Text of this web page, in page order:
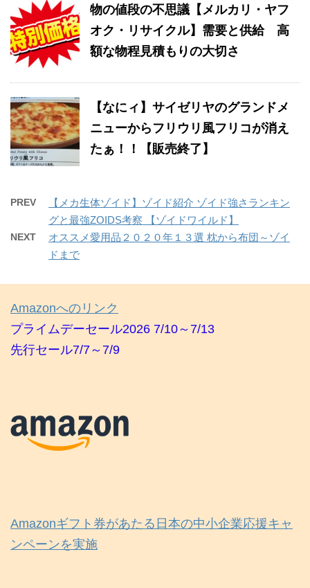
物の値段の不思議【メルカリ・ヤフ
オク・リサイクル】需要と供給 高
額な物程見積もりの大切さ
【なにィ】サイゼリヤのグランドメ
ニューからフリウリ風フリコが消え
たぁ！！【販売終了】
PREV
【メカ生体ゾイド】ゾイド紹介 ゾイド強さランキン
グと最強ZOIDS考察 【ゾイドワイルド】
NEXT
オススメ愛用品２０２０年１３選 枕から布団～ゾイ
ドまで
Amazonへのリンク
プライムデーセール2026 7/10～7/13
先行セール7/7～7/9
Amazonギフト券があたる日本の中小企業応援キャ
ンペーンを実施